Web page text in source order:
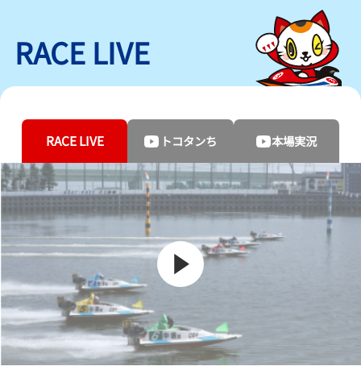
RACE LIVE
RACE LIVE トコタンち 本場実況